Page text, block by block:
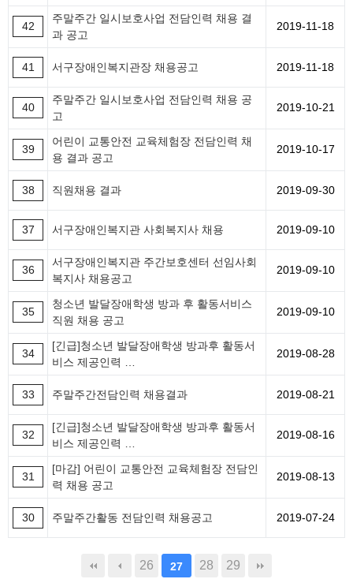
42
주말주간 일시보호사업 전담인력 채용 결
과 공고
2019-11-18
41 서구장애인복지관장 채용공고 2019-11-18
40
주말주간 일시보호사업 전담인력 채용 공
고
2019-10-21
39
어린이 교통안전 교육체험장 전담인력 채
용 결과 공고
2019-10-17
38 직원채용 결과 2019-09-30
37 서구장애인복지관 사회복지사 채용 2019-09-10
36
서구장애인복지관 주간보호센터 선임사회
복지사 채용공고
2019-09-10
35
청소년 발달장애학생 방과 후 활동서비스
직원 채용 공고
2019-09-10
34
[긴급]청소년 발달장애학생 방과후 활동서
비스 제공인력 …
2019-08-28
33 주말주간전담인력 채용결과 2019-08-21
32
[긴급]청소년 발달장애학생 방과후 활동서
비스 제공인력 …
2019-08-16
31
[마감] 어린이 교통안전 교육체험장 전담인
력 채용 공고
2019-08-13
30 주말주간활동 전담인력 채용공고 2019-07-24
26 27 28 29